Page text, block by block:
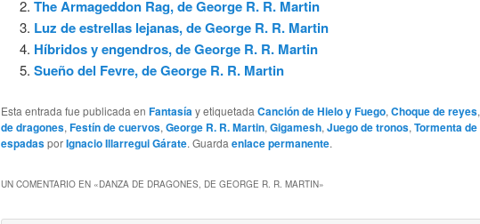
The Armageddon Rag, de George R. R. Martin
Luz de estrellas lejanas, de George R. R. Martin
Híbridos y engendros, de George R. R. Martin
Sueño del Fevre, de George R. R. Martin
Esta entrada fue publicada en Fantasía y etiquetada Canción de Hielo y Fuego, Choque de reyes,
de dragones, Festín de cuervos, George R. R. Martin, Gigamesh, Juego de tronos, Tormenta de
espadasporIgnacio Illarregui Gárate. Guarda enlace permanente.
UN COMENTARIO EN «DANZA DE DRAGONES, DE GEORGE R. R. MARTIN»